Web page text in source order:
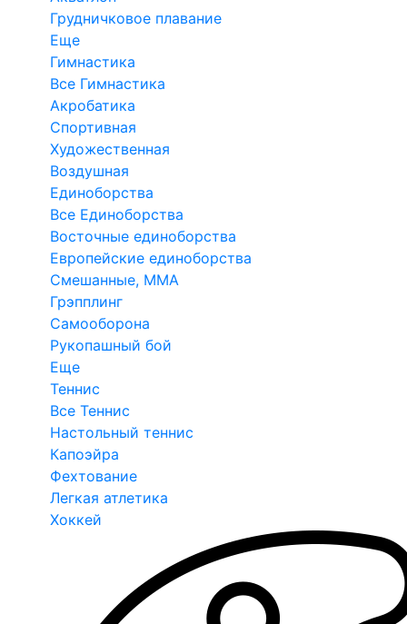
Грудничковое плавание
Еще
Гимнастика
Все Гимнастика
Акробатика
Спортивная
Художественная
Воздушная
Единоборства
Все Единоборства
Восточные единоборства
Европейские единоборства
Смешанные, ММА
Грэпплинг
Самооборона
Рукопашный бой
Еще
Теннис
Все Теннис
Настольный теннис
Капоэйра
Фехтование
Легкая атлетика
Хоккей